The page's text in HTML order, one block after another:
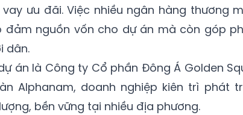
ưu đãi. Việc nhiều ngân hàng thương
đảm nguồn vốn cho dự án mà còn góp
dân.
án là Công ty Cổ phần Đông Á Golden
Alphanam, doanh nghiệp kiên trì phát
bền vững tại nhiều địa phương.